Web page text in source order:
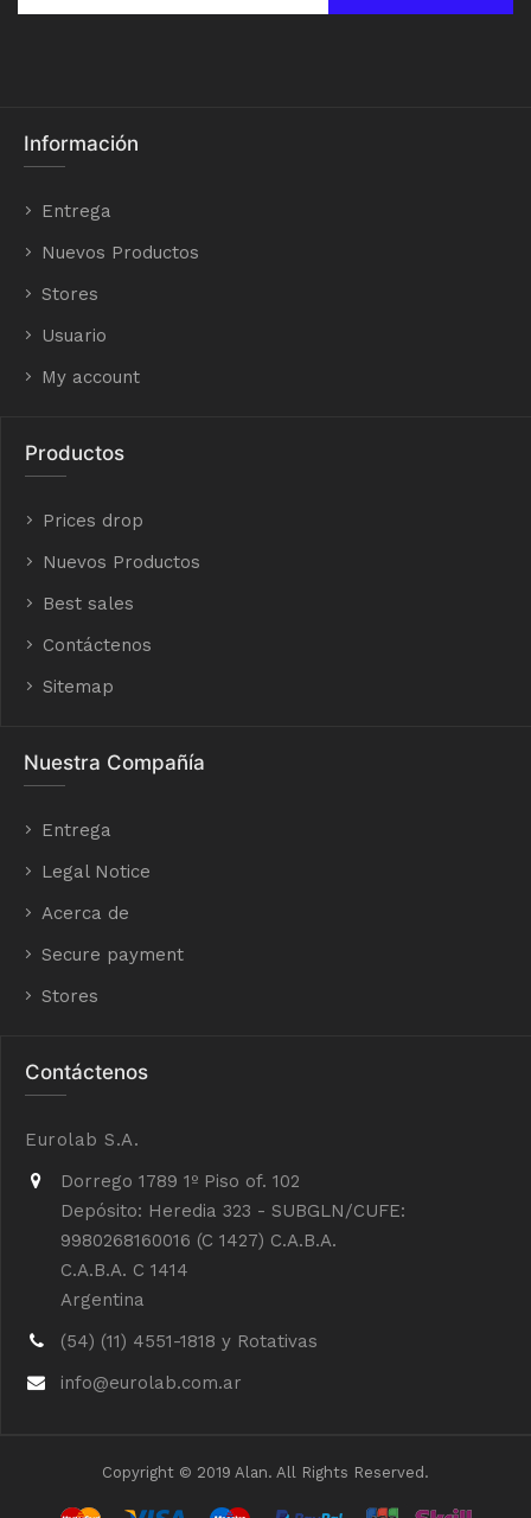
Información
Entrega
Nuevos Productos
Stores
Usuario
My account
Productos
Prices drop
Nuevos Productos
Best sales
Contáctenos
Sitemap
Nuestra Compañía
Entrega
Legal Notice
Acerca de
Secure payment
Stores
Contáctenos
Eurolab S.A.
Dorrego 1789 1º Piso of. 102
Depósito: Heredia 323 - SUBGLN/CUFE:
9980268160016 (C 1427) C.A.B.A.
C.A.B.A. C 1414
Argentina
(54) (11) 4551-1818 y Rotativas
info@eurolab.com.ar
Copyright © 2019 Alan. All Rights Reserved.